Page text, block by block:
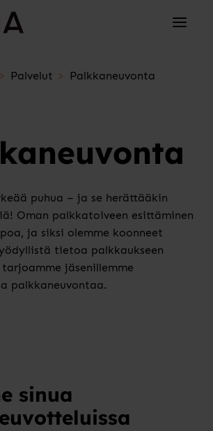
Avaa/
Palvelut Palkkaneuvonta
puhua – ja se herättääkin
Oman palkkatoiveen esittäminen
ja siksi olemme koonneet
tietoa palkkaukseen
jäsenillemme
palkkaneuvontaa.
sinua